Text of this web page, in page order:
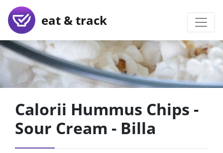
eat & track
Calorii Hummus Chips -
Sour Cream - Billa